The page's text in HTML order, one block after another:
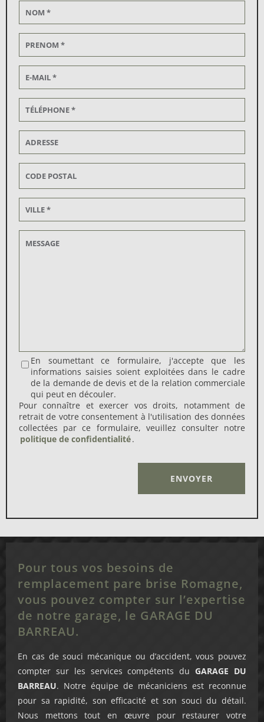
En soumettant ce formulaire, j'accepte que les
informations saisies soient exploitées dans le cadre
de la demande de devis et de la relation commerciale
qui peut en découler.
Pour connaître et exercer vos droits, notamment de
retrait de votre consentement à l'utilisation des données
collectées par ce formulaire, veuillez consulter notre
politique de confidentialité.
Alternative:
Pour tous vos besoins de
remplacement pare brise Romagne,
vous pouvez compter sur l’expertise
de notre garage, le GARAGE DU
BARREAU.
En cas de souci mécanique ou d’accident, vous pouvez
compter sur les services compétents duGARAGE DU
BARREAU. Notre équipe de mécaniciens est reconnue
pour sa rapidité, son efficacité et son souci du détail.
Nous mettons tout en œuvre pour restaurer votre